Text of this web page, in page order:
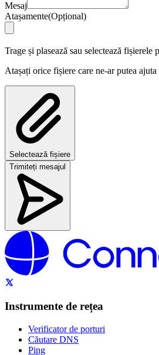
Mesaj
Atașamente(Opțional)
Trage și plasează sau selectează fișierele
Atașați orice fișiere care ne-ar putea
Selectează fișiere
Trimiteți mesajul
Instrumente de rețea
Verificator de porturi
Căutare DNS
Ping